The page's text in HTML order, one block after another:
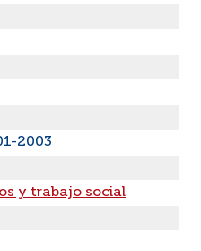
2003
y trabajo social